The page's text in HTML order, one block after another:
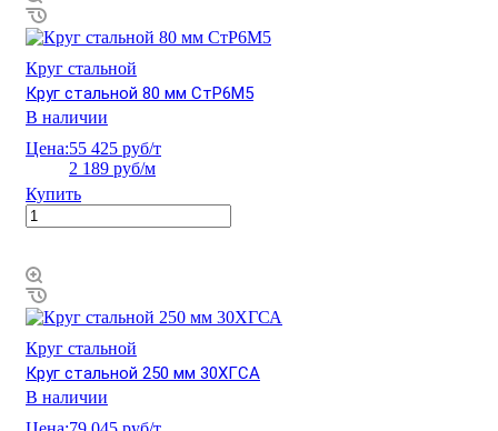
Круг стальной
Круг стальной 80 мм СтР6М5
В наличии
Цена:55 425 руб/т
2 189 руб/м
Купить
Круг стальной
Круг стальной 250 мм 30ХГСА
В наличии